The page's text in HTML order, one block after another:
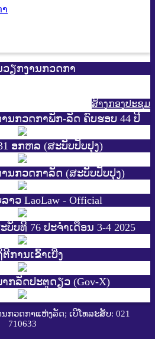
ວຽກງານກວດກາ
ສ້າງກອງປະຊູມ
ນກວດກາພັກ-ລັດ ຄົບຮອບ 44 ປີ
ອກຫລ (ສະບັບປັບປຸງ)
ນກວດກາລັດ (ສະບັບປັບປຸງ)
ວ LaoLaw - Official
ບທີ 76 ປະຈຳເດືອນ 3-4 2025
ການ​ເຂົ້າ​ເບີ່ງ
ກລັດປະຕູດຽວ (Gov-X)
ກວດກາແຫ່ງລັດ; ເບີໂທລະສັບ: 021
710633